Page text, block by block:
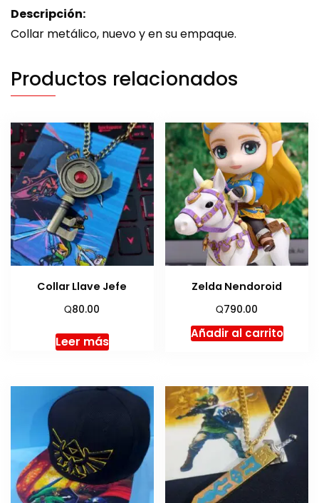
Descripción:
Collar metálico, nuevo y en su empaque.
Productos relacionados
Collar Llave Jefe
Q80.00
Leer más
Zelda Nendoroid
Q790.00
Añadir al carrito